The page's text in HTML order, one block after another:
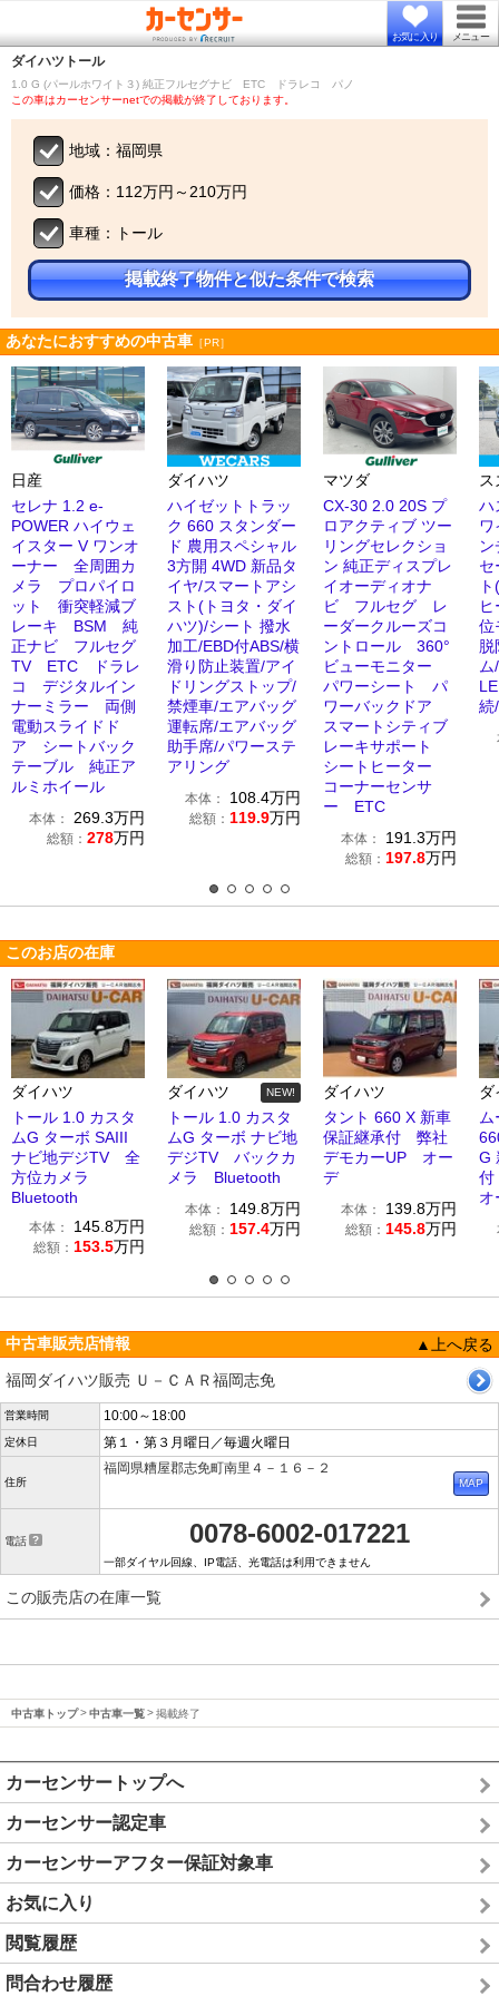
お気に入り メニュー
ダイハツ トール
1.0 G (パールホワイト３) 純正フルセグナビ ETC ドラレコ パノ
この車はカーセンサーnetでの掲載が終了しております。
地域：福岡県
価格：112万円～210万円
車種：トール
掲載終了物件と似た条件で検索
あなたにおすすめの中古車 ［PR］
日産
セレナ 1.2 e-
POWER ハイウェ
イスター V ワンオ
ーナー 全周囲カ
メラ プロパイロ
ット 衝突軽減ブ
レーキ BSM 純
正ナビ フルセグ
TV ETC ドラレ
コ デジタルイン
ナーミラー 両側
電動スライドド
ア シートバック
テーブル 純正ア
ルミホイール
本体： 269.3万円
総額： 278万円
ダイハツ
ハイゼットトラッ
ク 660 スタンダー
ド 農用スペシャル
3方開 4WD 新品タ
イヤ/スマートアシ
スト(トヨタ・ダイ
ハツ)/シート 撥水
加工/EBD付ABS/横
滑り防止装置/アイ
ドリングストップ/
禁煙車/エアバッグ
運転席/エアバッグ
助手席/パワーステ
アリング
本体： 108.4万円
総額： 119.9万円
マツダ
CX-30 2.0 20S プ
ロアクティブ ツー
リングセレクショ
ン 純正ディスプレ
イオーディオナ
ビ フルセグ レ
ーダークルーズコ
ントロール 360°
ビューモニター
パワーシート パ
ワーバックドア
スマートシティブ
レーキサポート
シートヒーター
コーナーセンサ
ー ETC
本体： 191.3万円
総額： 197.8万円
ス
ハ
ワ
セ
位
脱
続
このお店の在庫
ダイハツ
トール 1.0 カスタ
ムG ターボ SAIII
ナビ地デジTV 全
方位カメラ
Bluetooth
本体： 145.8万円
総額： 153.5万円
ダイハツ NEW!
トール 1.0 カスタ
ムG ターボ ナビ地
デジTV バックカ
メラ Bluetooth
本体： 149.8万円
総額： 157.4万円
ダイハツ
タント 660 X 新車
保証継承付 弊社
デモカーUP オー
デ
本体： 139.8万円
総額： 145.8万円
G
付
オ
中古車販売店情報
▲上へ戻る
福岡ダイハツ販売 Ｕ－ＣＡＲ福岡志免
営業時間 10:00～18:00
定休日 第１・第３月曜日／毎週火曜日
住所
福岡県糟屋郡志免町南里４－１６－２
電話 0078-6002-017221
一部ダイヤル回線、IP電話、光電話は利用できません
この販売店の在庫一覧
中古車トップ 中古車一覧 掲載終了
カーセンサートップへ
カーセンサー認定車
カーセンサーアフター保証対象車
お気に入り
閲覧履歴
問合わせ履歴